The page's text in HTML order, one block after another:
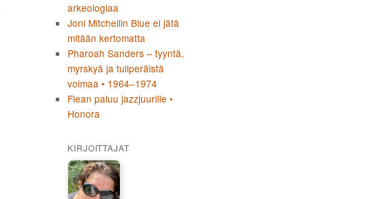
arkeologiaa
Joni Mitchellin Blue ei jätä
mitään kertomatta
Pharoah Sanders – tyyntä,
myrskyä ja tuliperäistä
voimaa • 1964–1974
Flean paluu jazzjuurille •
Honora
KIRJOITTAJAT